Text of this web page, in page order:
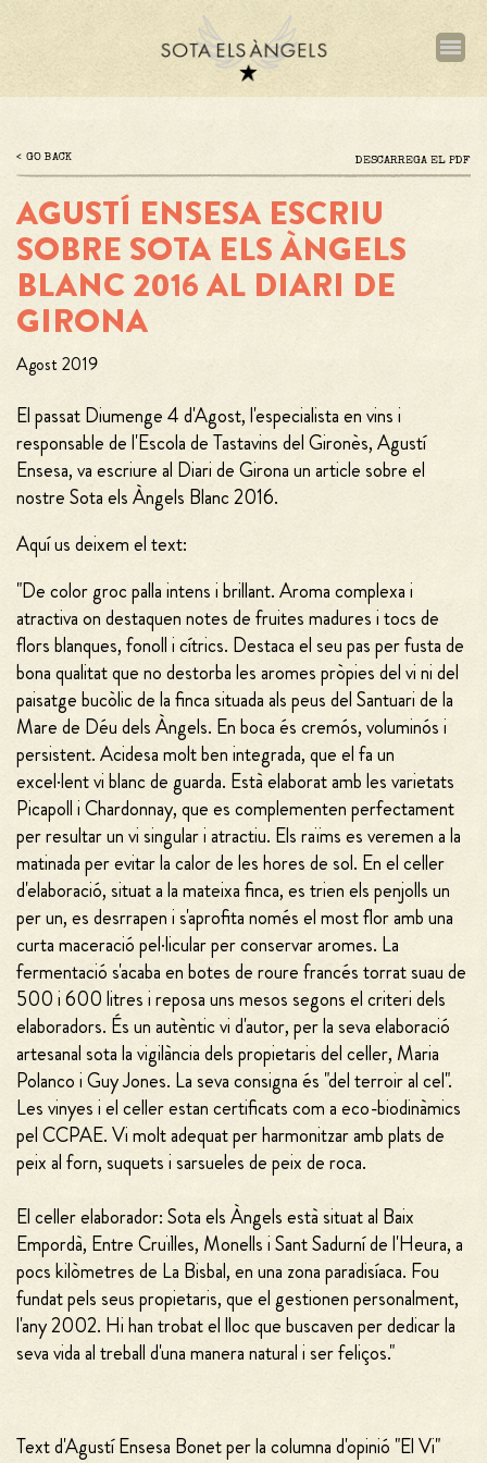
GO BACK Archivo
DESCARREGA EL PDF
AGUSTÍ ENSESA ESCRIU
SOBRE SOTA ELS ÀNGELS
BLANC 2016 AL DIARI DE
GIRONA
Agost 2019
El passat Diumenge 4 d'Agost, l'especialista en vins i
responsable de l'Escola de Tastavins del Gironès, Agustí
Ensesa, va escriure al Diari de Girona un article sobre el
nostre Sota els Àngels Blanc 2016.
Aquí us deixem el text:
"De color groc palla intens i brillant. Aroma complexa i
atractiva on destaquen notes de fruites madures i tocs de
flors blanques, fonoll i cítrics. Destaca el seu pas per fusta de
bona qualitat que no destorba les aromes pròpies del vi ni del
paisatge bucòlic de la finca situada als peus del Santuari de la
Mare de Déu dels Àngels. En boca és cremós, voluminós i
persistent. Acidesa molt ben integrada, que el fa un
excel·lent vi blanc de guarda. Està elaborat amb les varietats
Picapoll i Chardonnay, que es complementen perfectament
per resultar un vi singular i atractiu. Els raïms es veremen a la
matinada per evitar la calor de les hores de sol. En el celler
d'elaboració, situat a la mateixa finca, es trien els penjolls un
per un, es desrrapen i s'aprofita només el most flor amb una
curta maceració pel·licular per conservar aromes. La
fermentació s'acaba en botes de roure francés torrat suau de
500 i 600 litres i reposa uns mesos segons el criteri dels
elaboradors. És un autèntic vi d'autor, per la seva elaboració
artesanal sota la vigilància dels propietaris del celler, Maria
Polanco i Guy Jones. La seva consigna és "del terroir al cel".
Les vinyes i el celler estan certificats com a eco-biodinàmics
pel CCPAE. Vi molt adequat per harmonitzar amb plats de
peix al forn, suquets i sarsueles de peix de roca.
El celler elaborador: Sota els Àngels està situat al Baix
Empordà, Entre Cruïlles, Monells i Sant Sadurní de l'Heura, a
pocs kilòmetres de La Bisbal, en una zona paradisíaca. Fou
fundat pels seus propietaris, que el gestionen personalment,
l'any 2002. Hi han trobat el lloc que buscaven per dedicar la
seva vida al treball d'una manera natural i ser feliços."
Text d'Agustí Ensesa Bonet per la columna d'opinió "El Vi"